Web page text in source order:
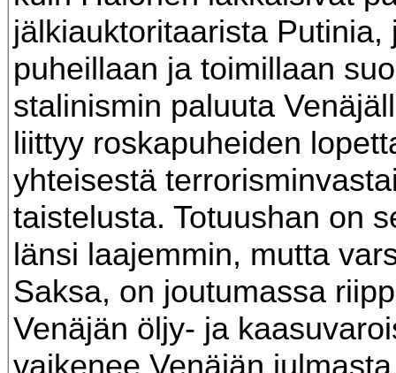
jälkiauktoritaarista Putinia,
puheillaan ja toimillaan
stalinismin paluuta
liittyy roskapuheiden
yhteisestä
taistelusta. Totuushan on
länsi laajemmin, mutta
Saksa, on joutumassa
Venäjän öljy- ja
vaikenee Venäjän julmasta